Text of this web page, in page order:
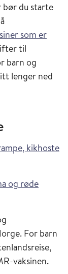
bør du starte
som er
til
barn og
lenger ned
kikhoste
og røde
For barn
vaksinen.